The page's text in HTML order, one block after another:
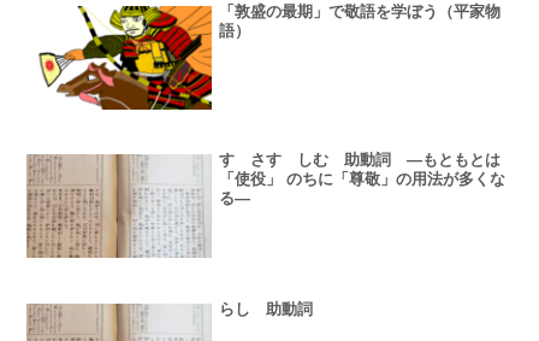
「敦盛の最期」で敬語を学ぼう（平家物
語）
す さす しむ 助動詞 ―もともとは
「使役」 のちに「尊敬」の用法が多くな
る―
らし 助動詞